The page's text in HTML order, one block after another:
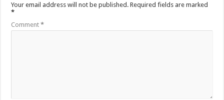
Your email address will not be published. Required fields are marked
*
Comment*